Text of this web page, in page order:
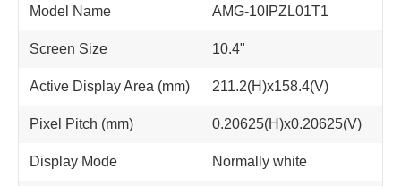
Model Name AMG-10IPZL01T1
Screen Size 10.4"
Active Display Area (mm) 211.2(H)x158.4(V)
Pixel Pitch (mm) 0.20625(H)x0.20625(V)
Display Mode Normally white